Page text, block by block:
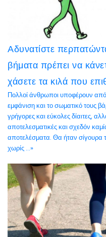
Αδυνατίστε
βήματα πρέπει να
χάσετε τα κιλά που
Πολλοί άνθρωποι υποφέρουν από
εμφάνιση και το σωματικό τους
γρήγορες και εύκολες δίαιτες,
αποτελεσματικές και σχεδόν
αποτελέσματα. Θα ήταν σίγουρα
χωρίς ...»